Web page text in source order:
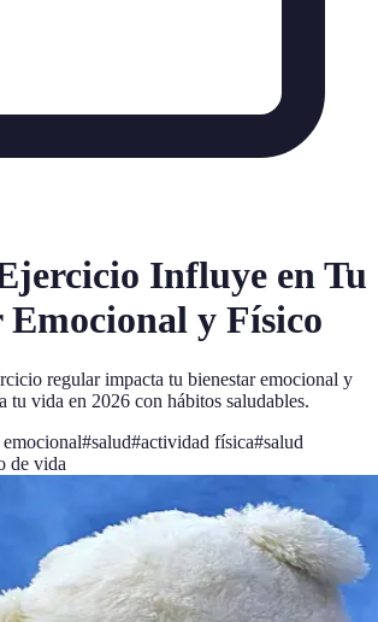
Influye en Tu
Emocional y Físico
regular impacta tu bienestar emocional y
tu vida en 2026 con hábitos saludables.
#salud#actividad física#salud
de vida